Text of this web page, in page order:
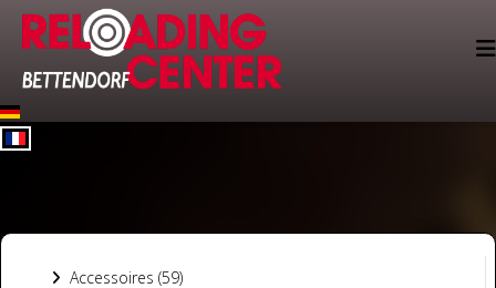
Select your language
Accessoires (59)